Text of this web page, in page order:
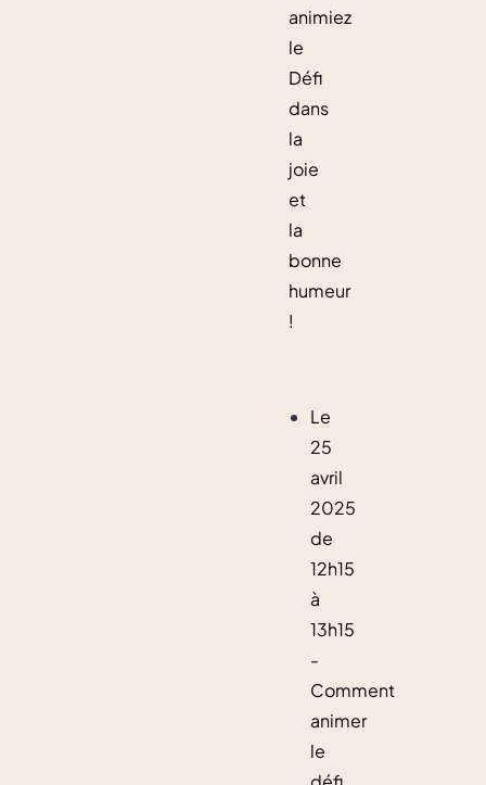
animiez
le
Défi
dans
la
joie
et
la
bonne
humeur
!
Le
25
avril
2025
de
12h15
à
13h15
-
Comment
animer
le